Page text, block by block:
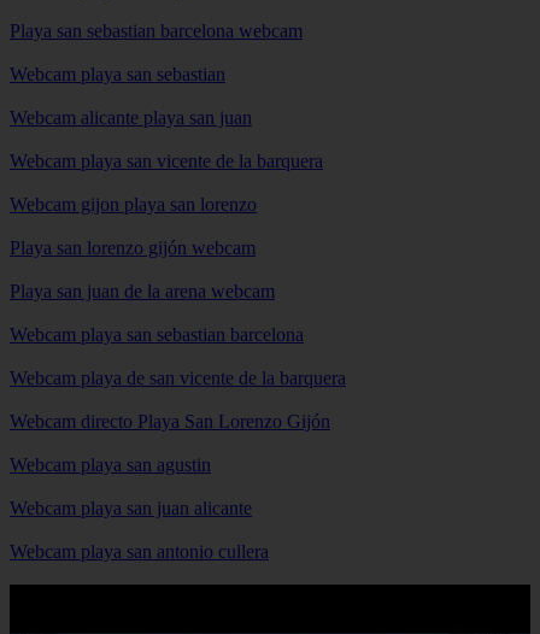
Playa san sebastian barcelona webcam
Webcam playa san sebastian
Webcam alicante playa san juan
Webcam playa san vicente de la barquera
Webcam gijon playa san lorenzo
Playa san lorenzo gijón webcam
Playa san juan de la arena webcam
Webcam playa san sebastian barcelona
Webcam playa de san vicente de la barquera
Webcam directo Playa San Lorenzo Gijón
Webcam playa san agustin
Webcam playa san juan alicante
Webcam playa san antonio cullera